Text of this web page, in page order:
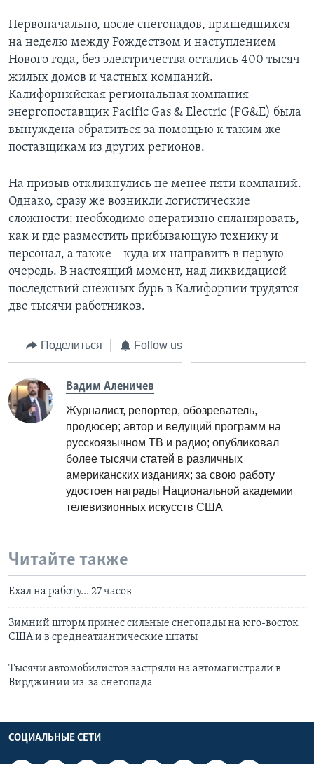
Первоначально, после снегопадов, пришедшихся
на неделю между Рождеством и наступлением
Нового года, без электричества остались 400 тысяч
жилых домов и частных компаний.
Калифорнийская региональная компания-
энергопоставщик Pacific Gas & Electric (PG&E) была
вынуждена обратиться за помощью к таким же
поставщикам из других регионов.
На призыв откликнулись не менее пяти компаний.
Однако, сразу же возникли логистические
сложности: необходимо оперативно спланировать,
как и где разместить прибывающую технику и
персонал, а также – куда их направить в первую
очередь. В настоящий момент, над ликвидацией
последствий снежных бурь в Калифорнии трудятся
две тысячи работников.
Поделиться Follow us
Вадим Аленичев
Журналист, репортер, обозреватель,
продюсер; автор и ведущий программ на
русскоязычном ТВ и радио; опубликовал
более тысячи статей в различных
американских изданиях; за свою работу
удостоен награды Национальной академии
телевизионных искусств США
Читайте также
Ехал на работу... 27 часов
Зимний шторм принес сильные снегопады на юго-восток
США и в среднеатлантические штаты
Тысячи автомобилистов застряли на автомагистрали в
Вирджинии из-за снегопада
СОЦИАЛЬНЫЕ СЕТИ